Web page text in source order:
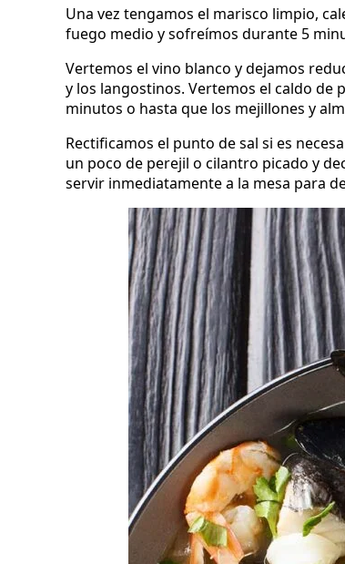
Una vez tengamos el marisco limpio,
fuego medio y sofreímos durante 5
Vertemos el vino blanco y dejamos
y los langostinos. Vertemos el caldo de
minutos o hasta que los mejillones y
Rectificamos el punto de sal si es
un poco de perejil o cilantro picado y
servir inmediatamente a la mesa para